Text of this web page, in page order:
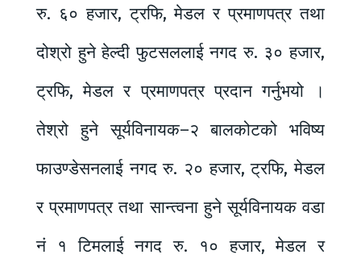
रु. ६० हजार, ट्रफि, मेडल र प्रमाणपत्र तथा
दोश्रो हुने हेल्दी फुटसललाई नगद रु. ३० हजार,
ट्रफि, मेडल र प्रमाणपत्र प्रदान गर्नुभयो ।
तेश्रो हुने सूर्यविनायक–२ बालकोटको भविष्य
फाउण्डेसनलाई नगद रु. २० हजार, ट्रफि, मेडल
र प्रमाणपत्र तथा सान्त्वना हुने सूर्यविनायक वडा
नं १ टिमलाई नगद रु. १० हजार, मेडल र